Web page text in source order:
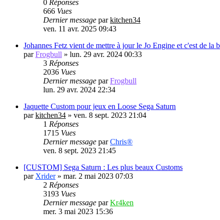
0 Réponses
666 Vues
Dernier message parkitchen34
ven. 11 avr. 2025 09:43
Johannes Fetz vient de mettre à jour le Jo Engine et c'est de la
parFrogbull » lun. 29 avr. 2024 00:33
3 Réponses
2036 Vues
Dernier message parFrogbull
lun. 29 avr. 2024 22:34
Jaquette Custom pour jeux en Loose Sega Saturn
parkitchen34 » ven. 8 sept. 2023 21:04
1 Réponses
1715 Vues
Dernier message parChris®
ven. 8 sept. 2023 21:45
[CUSTOM] Sega Saturn : Les plus beaux Customs
par Xrider» mar. 2 mai 2023 07:03
2 Réponses
3193 Vues
Dernier message parKr4ken
mer. 3 mai 2023 15:36